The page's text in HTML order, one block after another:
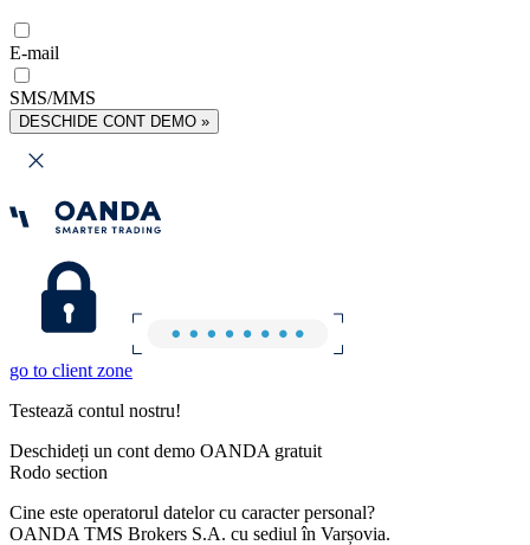
E-mail
SMS/MMS
DESCHIDE CONT DEMO »
go to client zone
Testează contul nostru!
Deschideți un cont demo OANDA gratuit
Rodo section
Cine este operatorul datelor cu caracter personal?
OANDA TMS Brokers S.A. cu sediul în Varșovia.